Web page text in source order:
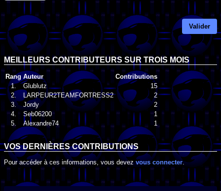
Valider
MEILLEURS CONTRIBUTEURS SUR TROIS MOIS
Rang Auteur
Contributions
1.
Glublutz
15
2.
LARPEUR2TEAMFORTRESS2
2
3.
Jordy
2
4.
Seb06200
1
5.
Alexandre74 1
VOS DERNIÈRES CONTRIBUTIONS
Pour accéder à ces informations, vous devezvous connecter.